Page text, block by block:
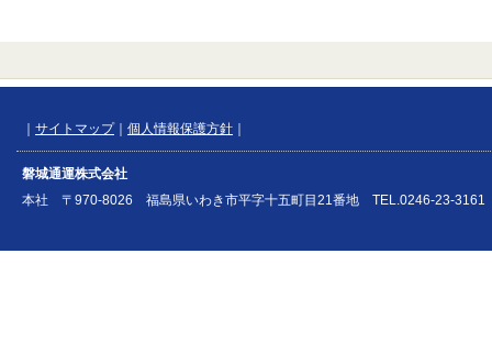
サイトマップ｜ 個人情報保護方針
磐城通運株式会社
本社 〒970-8026 福島県いわき市平字十五町目21番地 TEL.0246-23-3161